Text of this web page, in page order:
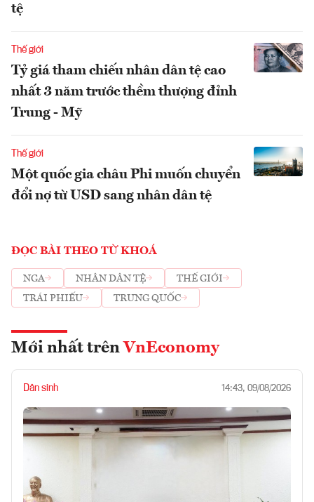
tệ
Thế giới
Tỷ giá tham chiếu nhân dân tệ cao
nhất 3 năm trước thềm thượng đỉnh
Trung - Mỹ
Thế giới
Một quốc gia châu Phi muốn chuyển
đổi nợ từ USD sang nhân dân tệ
ĐỌC BÀI THEO TỪ KHOÁ
NGA NHÂN DÂN TỆ
THẾ GIỚI
TRÁI PHIẾU
TRUNG QUỐC
Mới nhất trên VnEconomy
Dân sinh 14:43, 09/08/2026